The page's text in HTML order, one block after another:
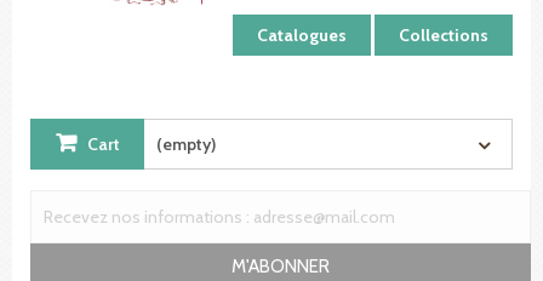
Catalogues Collections
Cart (empty)
M'ABONNER